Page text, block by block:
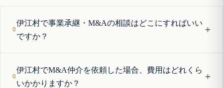
伊江村で事業承継・M&Aの相談はどこにすればいい
ですか？
+
伊江村でM&A仲介を依頼した場合、費用はどれくら
いかかりますか？
+